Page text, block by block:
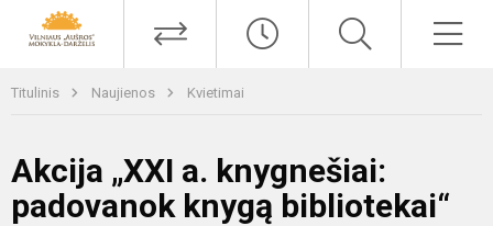
Titulinis Naujienos Kvietimai
Akcija „XXI a. knygnešiai:
padovanok knygą bibliotekai“